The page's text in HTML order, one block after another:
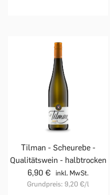
Tilman - Scheurebe -
Qualitätswein - halbtrocken
6,90 €
inkl. MwSt.
Grundpreis: 9,20 €/l